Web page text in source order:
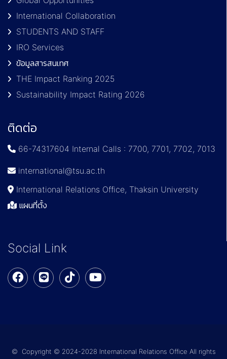
International Collaboration
STUDENTS AND STAFF
IRO Services
ข้อมูลสารสนเทศ
THE Impact Ranking 2025
Sustainability Impact Rating 2026
ติดต่อ
66-74317604 Internal Calls : 7700, 7701, 7702, 7013
international@tsu.ac.th
International Relations Office, Thaksin University
แผนที่ตั้ง
Social Link
© Copyright © 2024-2028 International Relations Office All rights